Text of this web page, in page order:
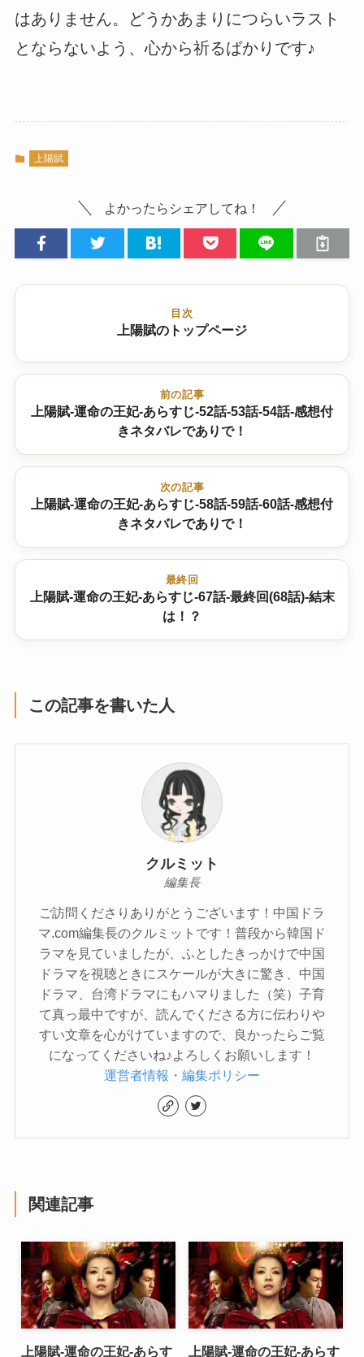
はありません。どうかあまりにつらいラスト
とならないよう、心から祈るばかりです♪
上陽賦
よかったらシェアしてね！
目次
上陽賦のトップページ
前の記事
上陽賦-運命の王妃-あらすじ-52話-53話-54話-感想付
きネタバレでありで！
次の記事
上陽賦-運命の王妃-あらすじ-58話-59話-60話-感想付
きネタバレでありで！
最終回
上陽賦-運命の王妃-あらすじ-67話-最終回(68話)-結末
は！？
この記事を書いた人
クルミット
編集長
ご訪問くださりありがとうございます！中国ドラ
マ.com編集長のクルミットです！普段から韓国ド
ラマを見ていましたが、ふとしたきっかけで中国
ドラマを視聴ときにスケールが大きに驚き、中国
ドラマ、台湾ドラマにもハマりました（笑）子育
て真っ最中ですが、読んでくださる方に伝わりや
すい文章を心がけていますので、良かったらご覧
になってくださいね♪よろしくお願いします！
運営者情報・編集ポリシー
関連記事
上陽賦-運命の王妃-あらす 上陽賦-運命の王妃-あらす